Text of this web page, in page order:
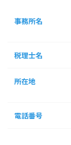
事務所名
税理士名
所在地
電話番号